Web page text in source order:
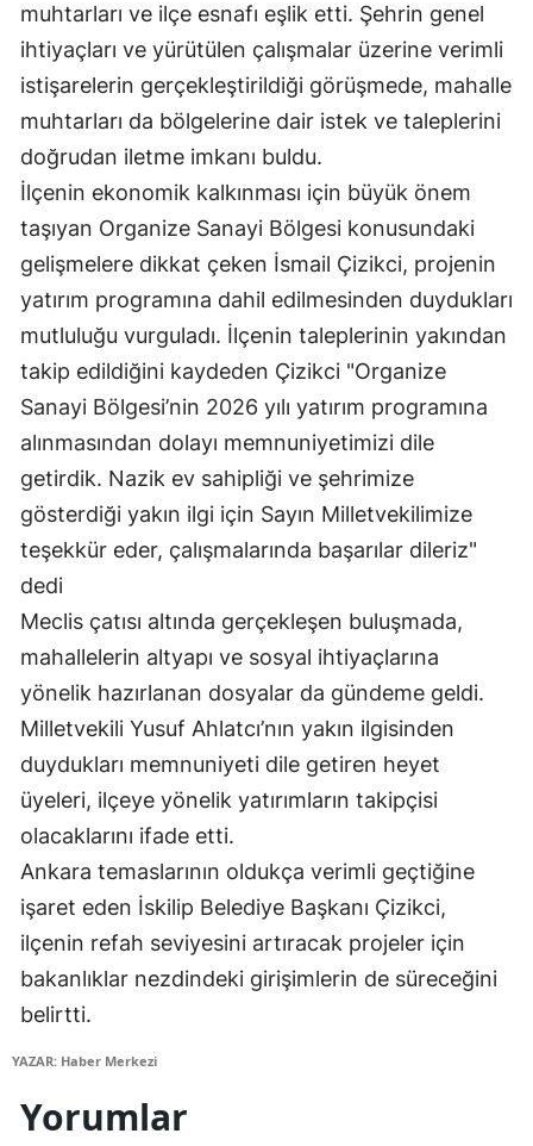
Gaziantep
Gümüşhane
Isparta
Mersin
İstanbul
İzmir
Kars
Kastamonu
Kayseri
Kırşehir
Kocaeli
Konya
Kütahya
Manisa
Kahramanmaraş
Mardin
muhtarları ve ilçe esnafı eşlik etti. Şehrin genel
ihtiyaçları ve yürütülen çalışmalar üzerine verimli
istişarelerin gerçekleştirildiği görüşmede, mahalle
muhtarları da bölgelerine dair istek ve taleplerini
doğrudan iletme imkanı buldu.
İlçenin ekonomik kalkınması için büyük önem
taşıyan Organize Sanayi Bölgesi konusundaki
gelişmelere dikkat çeken İsmail Çizikci, projenin
yatırım programına dahil edilmesinden duydukları
mutluluğu vurguladı. İlçenin taleplerinin yakından
takip edildiğini kaydeden Çizikci "Organize
Sanayi Bölgesi’nin 2026 yılı yatırım programına
alınmasından dolayı memnuniyetimizi dile
getirdik. Nazik ev sahipliği ve şehrimize
gösterdiği yakın ilgi için Sayın Milletvekilimize
teşekkür eder, çalışmalarında başarılar dileriz"
dedi
Meclis çatısı altında gerçekleşen buluşmada,
mahallelerin altyapı ve sosyal ihtiyaçlarına
yönelik hazırlanan dosyalar da gündeme geldi.
Milletvekili Yusuf Ahlatcı’nın yakın ilgisinden
duydukları memnuniyeti dile getiren heyet
üyeleri, ilçeye yönelik yatırımların takipçisi
olacaklarını ifade etti.
Ankara temaslarının oldukça verimli geçtiğine
işaret eden İskilip Belediye Başkanı Çizikci,
ilçenin refah seviyesini artıracak projeler için
bakanlıklar nezdindeki girişimlerin de süreceğini
belirtti.
YAZAR: Haber Merkezi
Yorumlar